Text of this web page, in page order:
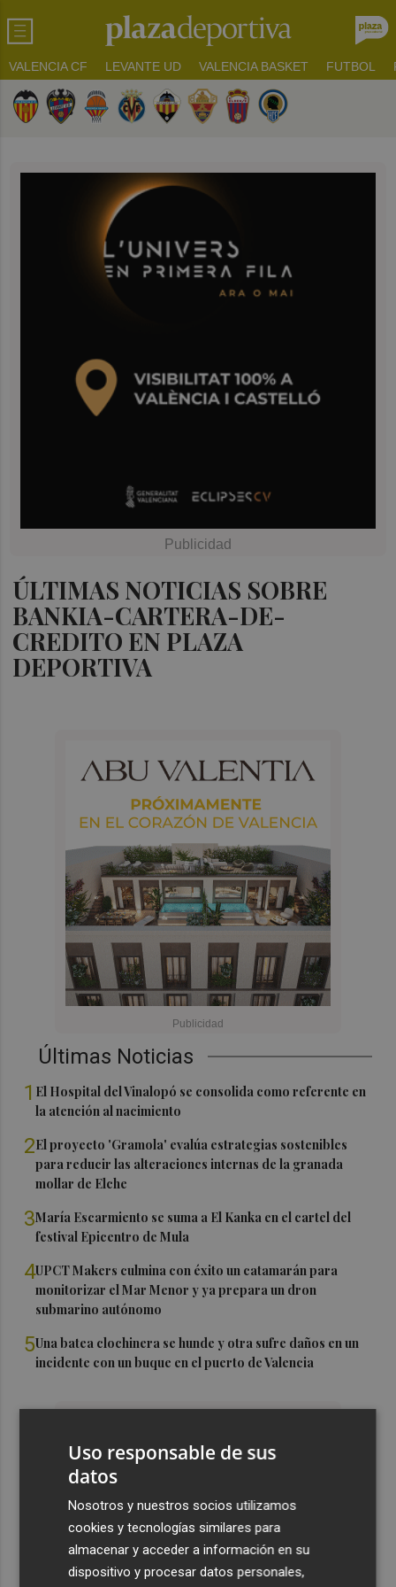
VALENCIA CF LEVANTE UD VALENCIA BASKET FUTBOL
ÚLTIMAS NOTICIAS SOBRE
BANKIA-CARTERA-DE-
CREDITO EN PLAZA
DEPORTIVA
Últimas Noticias
1 El Hospital del Vinalopó se consolida como referente en
la atención al nacimiento
2El proyecto 'Gramola' evalúa estrategias sostenibles
para reducir las alteraciones internas de la granada
mollar de Elche
3María Escarmiento se suma a El Kanka en el cartel del
festival Epicentro de Mula
4UPCT Makers culmina con éxito un catamarán para
monitorizar el Mar Menor y ya prepara un dron
submarino autónomo
5Una batea clochinera se hunde y otra sufre daños en un
incidente con un buque en el puerto de Valencia
Uso responsable de sus
datos
Nosotros y nuestros socios utilizamos
cookies y tecnologías similares para
almacenar y acceder a información en su
dispositivo y procesar datos personales,